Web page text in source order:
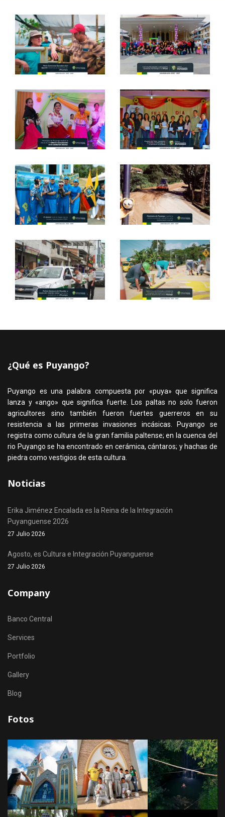
¿Qué es Puyango?
Puyango es una palabra compuesta por «puya» que significa
lanza y «ango» que significa fuerte. Los paltas no solo fueron
agricultores sino también fueron fuertes guerreros en su
resistencia a las primeras invasiones incásicas. Puyango se
registra como cultura de la gran familia paltense; en la cuenca del
rio Puyango se ha encontrado en cerámica, cántaros; y hachas de
piedra como vestigios de esta cultura.
Noticias
Erika Jiménez Encalada es la Reina de la Integración
Puyanguense 2026
27 Julio 2026
Agosto, es Cultura e Integración Puyanguense
27 Julio 2026
Company
Banco Central
Services
Portfolio
Gallery
Blog
Fotos